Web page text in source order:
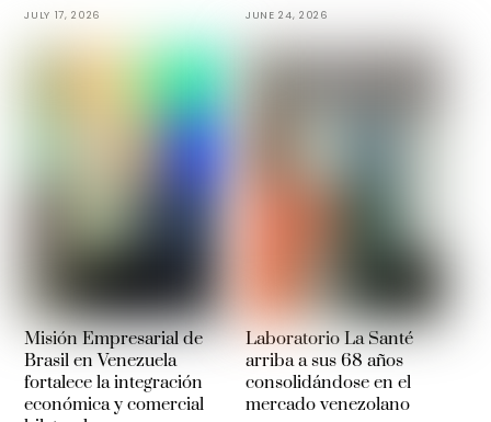
JULY 17, 2026 JUNE 24, 2026
Misión Empresarial de
Brasil en Venezuela
fortalece la integración
económica y comercial
Laboratorio La Santé
arriba a sus 68 años
consolidándose en el
mercado venezolano